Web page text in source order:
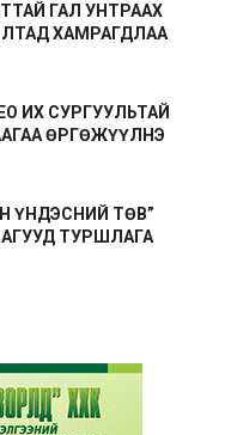
ГАЛ УНТРААХ
ХАМРАГДЛАА
ИХ СУРГУУЛЬТАЙ
ӨРГӨЖҮҮЛНЭ
ҮНДЭСНИЙ ТӨВ”
ТУРШЛАГА